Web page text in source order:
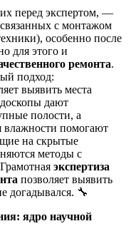
перед экспертом, —
с монтажом
особенно после
для этого и
ремонта.
подход:
выявить места
дают
полости, а
влажности помогают
на скрытые
методы с
экспертиза
позволяет выявить
догадывался. 🔧
ядро научной